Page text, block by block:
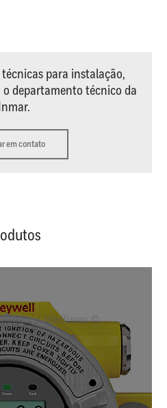
técnicas para instalação,
departamento técnico da
Inmar.
em contato